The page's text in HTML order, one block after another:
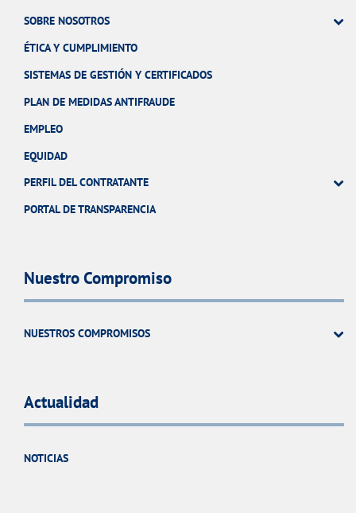
SOBRE NOSOTROS
ÉTICA Y CUMPLIMIENTO
SISTEMAS DE GESTIÓN Y CERTIFICADOS
PLAN DE MEDIDAS ANTIFRAUDE
EMPLEO
EQUIDAD
PERFIL DEL CONTRATANTE
PORTAL DE TRANSPARENCIA
Nuestro Compromiso
NUESTROS COMPROMISOS
Actualidad
NOTICIAS